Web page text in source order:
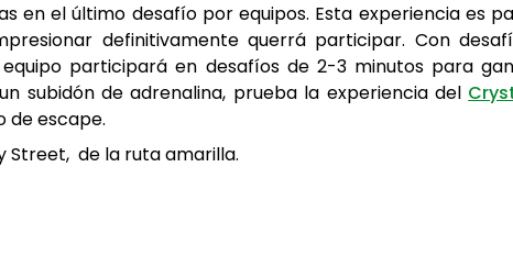
en el último desafío por equipos. Esta experiencia es
definitivamente querrá participar. Con
participará en desafíos de 2-3 minutos para
subidón de adrenalina, prueba la experiencia del
de escape.
Street, de la ruta amarilla.